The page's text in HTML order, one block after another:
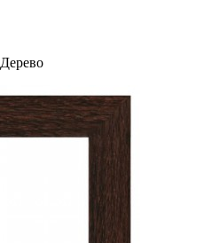
Дерево